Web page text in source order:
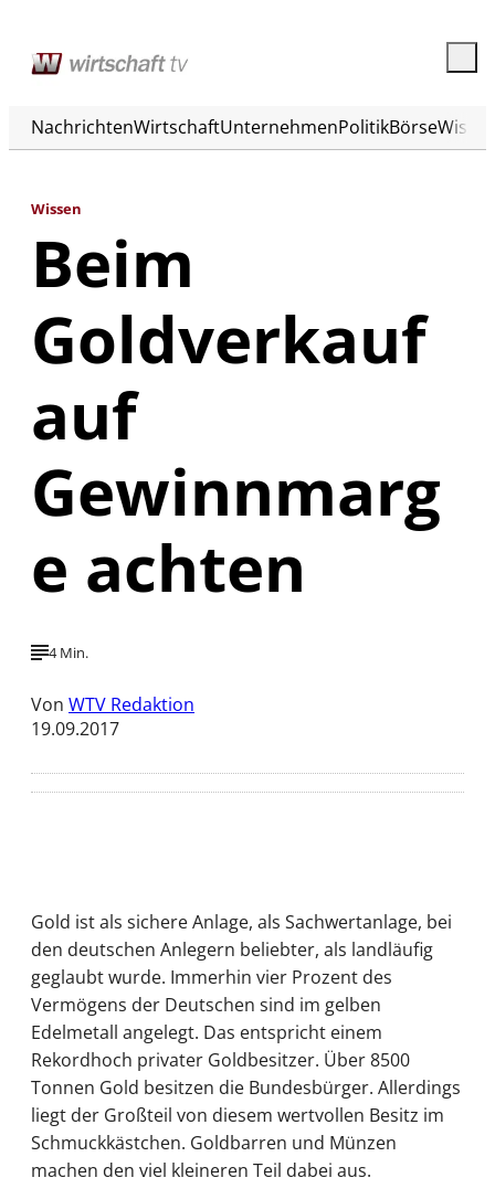
NachrichtenWirtschaftUnternehmenPolitikBörse
Wissen
Beim
Goldverkauf
auf
Gewinnmarg
e achten
4 Min.
Von WTV Redaktion
19.09.2017
Gold ist als sichere Anlage, als Sachwertanlage, bei
den deutschen Anlegern beliebter, als landläufig
geglaubt wurde. Immerhin vier Prozent des
Vermögens der Deutschen sind im gelben
Edelmetall angelegt. Das entspricht einem
Rekordhoch privater Goldbesitzer. Über 8500
Tonnen Gold besitzen die Bundesbürger. Allerdings
liegt der Großteil von diesem wertvollen Besitz im
Schmuckkästchen. Goldbarren und Münzen
machen den viel kleineren Teil dabei aus.